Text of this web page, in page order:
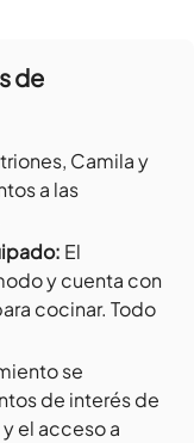
de
Camila y
a las
: El
y cuenta con
cocinar. Todo
se
de interés de
el acceso a